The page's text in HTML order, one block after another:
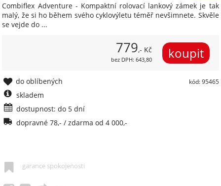
Combiflex Adventure - Kompaktní rolovací lankový zámek je tak
malý, že si ho během svého cyklovýletu téměř nevšimnete. Skvěle
se vejde do ...
779,- Kč
bez DPH: 643,80
kód: 95465
do oblíbených
skladem
dostupnost: do 5 dní
dopravné 78,- / zdarma od 4 000,-
garance spokojenosti